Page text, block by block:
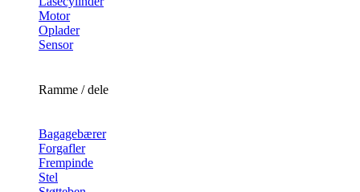
Motor
Oplader
Sensor
Ramme / dele
Bagagebærer
Forgafler
Frempinde
Stel